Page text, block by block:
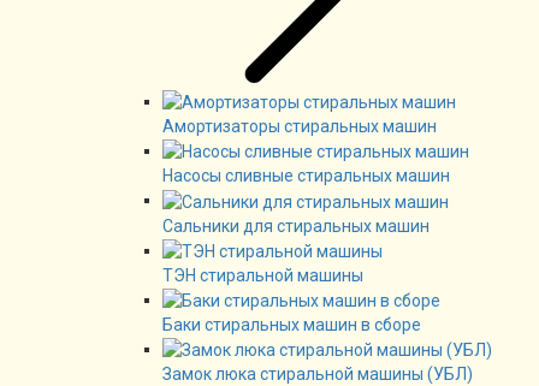
Амортизаторы стиральных машин
Насосы сливные стиральных машин
Сальники для стиральных машин
ТЭН стиральной машины
Баки стиральных машин в сборе
Замок люка стиральной машины (УБЛ)